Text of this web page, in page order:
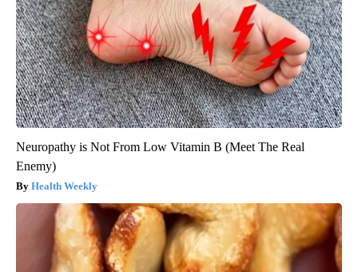
Neuropathy is Not From Low Vitamin B (Meet The Real
Enemy)
Health Weekly